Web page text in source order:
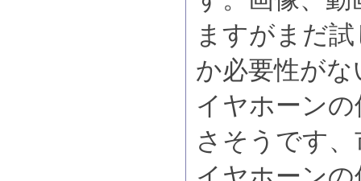
ますがまだ
か必要性が
イヤホーン
さそうです